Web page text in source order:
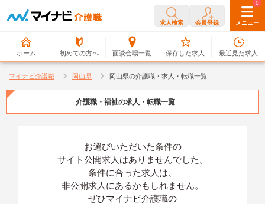
求人検索 会員登録 メニュー
ホーム 初めての方へ 面談会場一覧
0
保存した求人
0
最近見た求人
マイナビ介護職 岡山県 岡山県の介護職・求人・転職一覧
介護職・福祉の求人・転職一覧
お選びいただいた条件の
サイト公開求人はありませんでした。
条件に合った求人は、
非公開求人にあるかもしれません。
ぜひマイナビ介護職の